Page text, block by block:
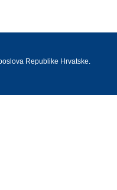
Republike Hrvatske.